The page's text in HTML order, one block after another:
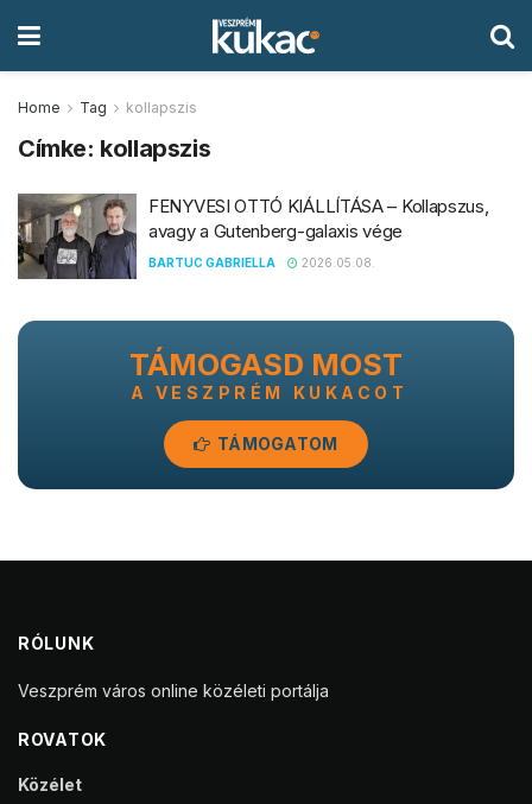
Home Tag kollapszis
Címke: kollapszis
FENYVESI OTTÓ KIÁLLÍTÁSA – Kollapszus,
avagy a Gutenberg-galaxis vége
BARTUC GABRIELLA 2026.05.08.
TÁMOGASD MOST
A VESZPRÉM KUKACOT
TÁMOGATOM
RÓLUNK
Veszprém város online közéleti portálja
ROVATOK
Közélet